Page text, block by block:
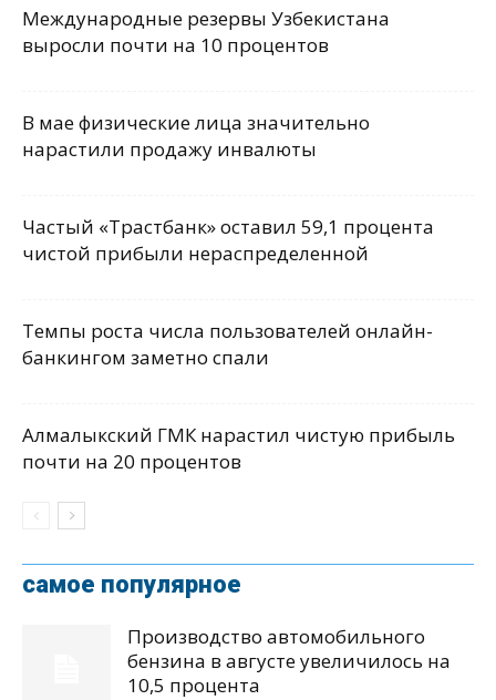
Международные резервы Узбекистана
выросли почти на 10 процентов
В мае физические лица значительно
нарастили продажу инвалюты
Частый «Трастбанк» оставил 59,1 процента
чистой прибыли нераспределенной
Темпы роста числа пользователей онлайн-
банкингом заметно спали
Алмалыкский ГМК нарастил чистую прибыль
почти на 20 процентов
самое популярное
Производство автомобильного
бензина в августе увеличилось на
10,5 процента